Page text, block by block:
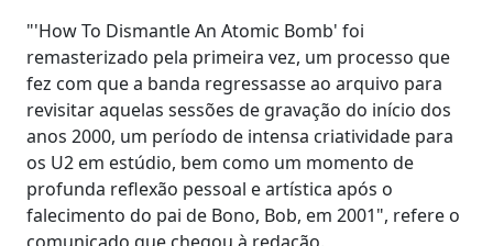
"'How To Dismantle An Atomic Bomb' foi
remasterizado pela primeira vez, um processo que
fez com que a banda regressasse ao arquivo para
revisitar aquelas sessões de gravação do início dos
anos 2000, um período de intensa criatividade para
os U2 em estúdio, bem como um momento de
profunda reflexão pessoal e artística após o
falecimento do pai de Bono, Bob, em 2001", refere o